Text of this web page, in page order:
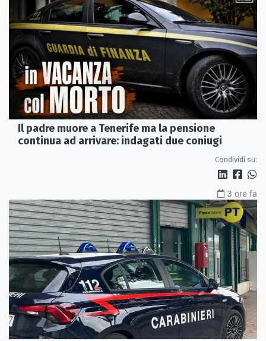
Il padre muore a Tenerife ma la pensione
continua ad arrivare: indagati due coniugi
Condividi su:
3 ore fa